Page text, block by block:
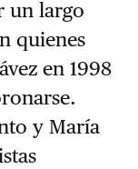
un largo
quienes
en 1998
y María